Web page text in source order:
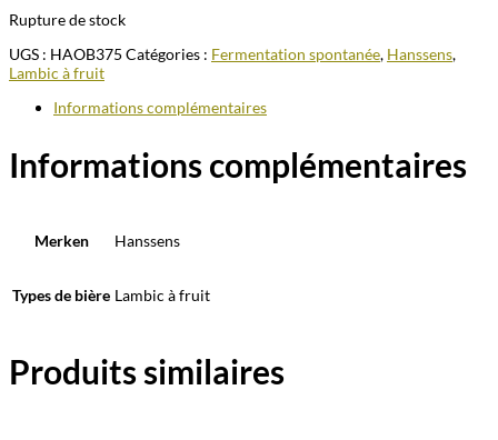
Rupture de stock
UGS : HAOB375 Catégories : Fermentation spontanée, Hanssens,
Lambic à fruit
Informations complémentaires
Informations complémentaires
Merken Hanssens
Types de bière Lambic à fruit
Produits similaires